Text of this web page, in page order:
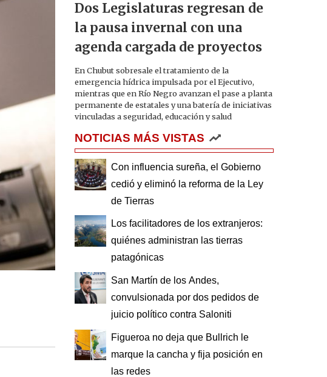
Dos Legislaturas regresan de
la pausa invernal con una
agenda cargada de proyectos
En Chubut sobresale el tratamiento de la
emergencia hídrica impulsada por el Ejecutivo,
mientras que en Río Negro avanzan el pase a planta
permanente de estatales y una batería de iniciativas
vinculadas a seguridad, educación y salud
NOTICIAS MÁS VISTAS
Con influencia sureña, el Gobierno
cedió y eliminó la reforma de la Ley
de Tierras
Los facilitadores de los extranjeros:
quiénes administran las tierras
patagónicas
San Martín de los Andes,
convulsionada por dos pedidos de
juicio político contra Saloniti
Figueroa no deja que Bullrich le
marque la cancha y fija posición en
las redes